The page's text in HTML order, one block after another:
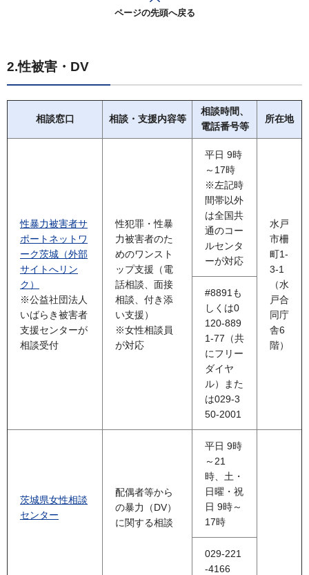
ページの先頭へ戻る
2.性被害・DV
相談窓口 相談・支援内容等
相談時間、
電話番号等
所在地
性暴力被害者サ
ポートネットワ
ーク茨城（外部
サイトへリン
ク）
※公益社団法人
いばらき被害者
支援センターが
相談受付
性犯罪・性暴
力被害者のた
めのワンスト
ップ支援（電
話相談、面接
相談、付き添
い支援）
※女性相談員
が対応
平日 9時
～17時
※左記時
間帯以外
は全国共
通のコー
ルセンタ
ーが対応
水戸
市柵
町1-
3-1
（水
戸合
同庁
舎6
階）
#8891も
しくは0
120-889
1-77（共
にフリー
ダイヤ
ル）また
は029-3
50-2001
茨城県女性相談
センター
配偶者等から
の暴力（DV）
に関する相談
平日 9時
～21
時、土・
日曜・祝
日 9時～
17時
029-221
-4166